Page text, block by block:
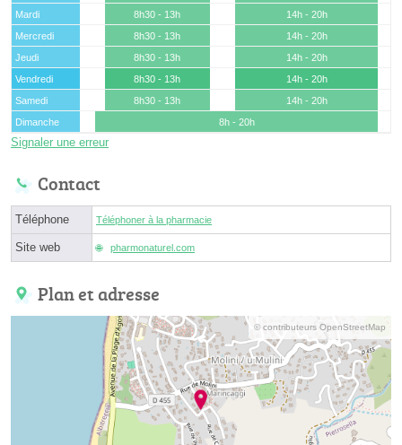
Mardi
8h30 - 13h
14h - 20h
Mercredi
8h30 - 13h
14h - 20h
Jeudi
8h30 - 13h
14h - 20h
Vendredi
8h30 - 13h
14h - 20h
Samedi
8h30 - 13h
14h - 20h
Dimanche
8h - 20h
Signaler une erreur
Contact
Téléphone Téléphoner à la pharmacie
Site web pharmonaturel.com
Plan et adresse
© contributeurs OpenStreetMap